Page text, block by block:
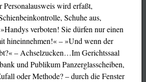
Personalausweis wird erfaßt,
Schuhe aus,
verboten! Sie dürfen nur einen
hineinnehmen!« – »Und wenn der
– Achselzucken…Im Gerichtssaal
und Publikum Panzerglasscheiben,
oder Methode? – durch die Fenster